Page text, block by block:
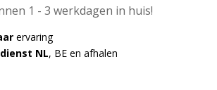
1 - 3 werkdagen in huis!
ervaring
NL, BE en afhalen